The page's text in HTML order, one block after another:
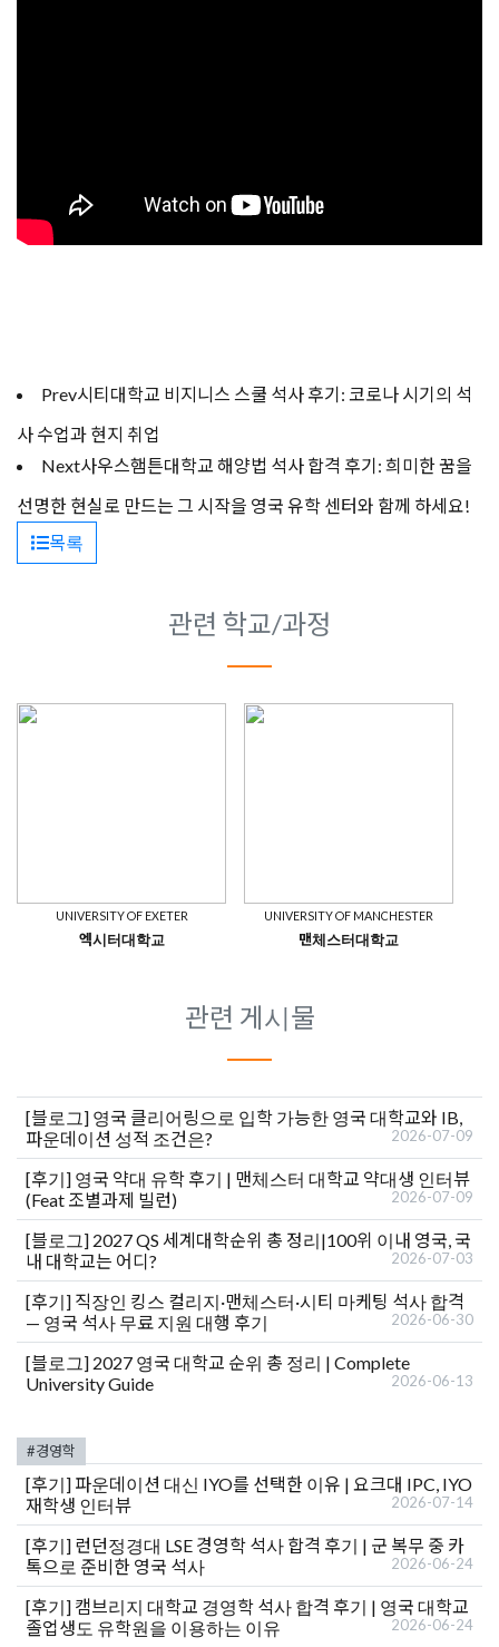
Prev시티대학교 비지니스 스쿨 석사 후기: 코로나 시기의 석
사 수업과 현지 취업
Next사우스햄튼대학교 해양법 석사 합격 후기: 희미한 꿈을
선명한 현실로 만드는 그 시작을 영국 유학 센터와 함께 하세요!
목록
관련 학교/과정
UNIVERSITY OF EXETER
엑시터대학교
UNIVERSITY OF MANCHESTER
맨체스터대학교
관련 게시물
[블로그] 영국 클리어링으로 입학 가능한 영국 대학교와 IB,
파운데이션 성적 조건은?
2026-07-09
[후기] 영국 약대 유학 후기 | 맨체스터 대학교 약대생 인터뷰
(Feat 조별과제 빌런)
2026-07-09
[블로그] 2027 QS 세계대학순위 총 정리|100위 이내 영국, 국
내 대학교는 어디?
2026-07-03
[후기] 직장인 킹스 컬리지·맨체스터·시티 마케팅 석사 합격
— 영국 석사 무료 지원 대행 후기
2026-06-30
[블로그] 2027 영국 대학교 순위 총 정리 | Complete
University Guide
2026-06-13
#경영학
[후기] 파운데이션 대신 IYO를 선택한 이유 | 요크대 IPC, IYO
재학생 인터뷰
2026-07-14
[후기] 런던정경대 LSE 경영학 석사 합격 후기 | 군 복무 중 카
톡으로 준비한 영국 석사
2026-06-24
[후기] 캠브리지 대학교 경영학 석사 합격 후기 | 영국 대학교
졸업생도 유학원을 이용하는 이유
2026-06-24